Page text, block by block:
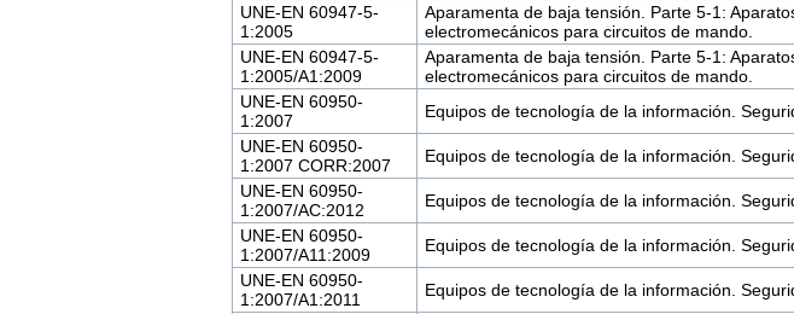
UNE-EN 60947-5-
1:2005
Aparamenta de baja tensión. Parte 5-1:
electromecánicos para circuitos de mando.
UNE-EN 60947-5-
1:2005/A1:2009
Aparamenta de baja tensión. Parte 5-1:
electromecánicos para circuitos de mando.
UNE-EN 60950-
1:2007
Equipos de tecnología de la información.
UNE-EN 60950-
1:2007 CORR:2007
Equipos de tecnología de la información.
UNE-EN 60950-
1:2007/AC:2012
Equipos de tecnología de la información.
UNE-EN 60950-
1:2007/A11:2009
Equipos de tecnología de la información.
UNE-EN 60950-
1:2007/A1:2011
Equipos de tecnología de la información.